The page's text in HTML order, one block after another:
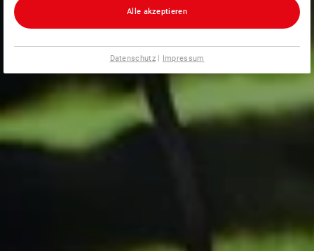
Alle akzeptieren
Datenschutz| Impressum